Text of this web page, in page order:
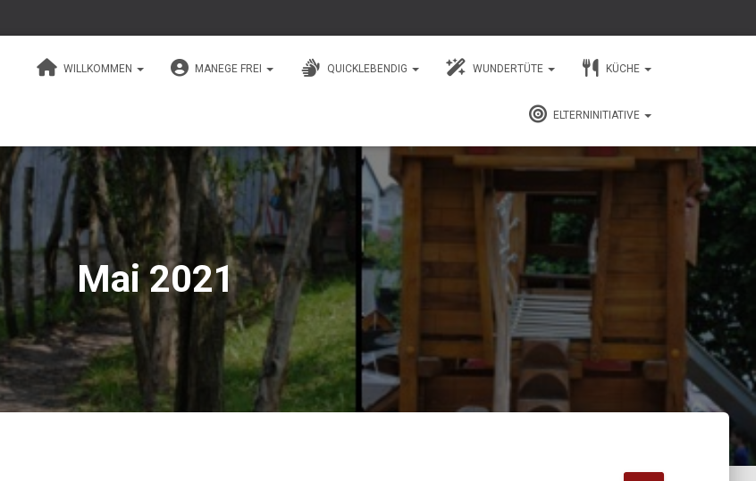
WILLKOMMEN MANEGE FREI QUICKLEBENDIG WUNDERTÜTE KÜCHE
ELTERNINITIATIVE
Mai 2021